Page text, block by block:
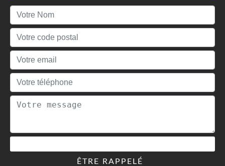
ÊTRE RAPPELÉ